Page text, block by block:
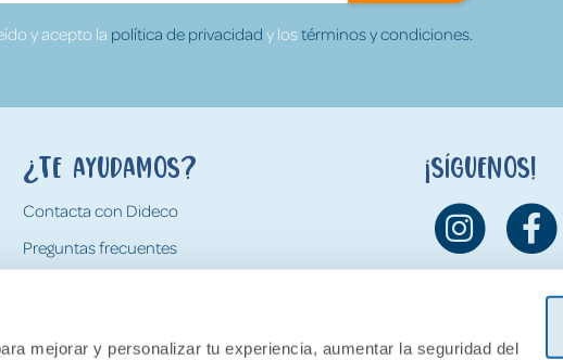
mejorar y personalizar tu experiencia, aumentar la seguridad del
y acepto la política de privacidad y lostérminos y condiciones.
¿Te ayudamos?
Contacta con Dideco
Preguntas frecuentes
¡Síguenos!